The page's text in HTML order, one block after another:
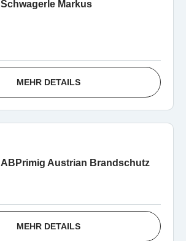
Schwagerle Markus
MEHR DETAILS
ABPrimig Austrian Brandschutz
MEHR DETAILS